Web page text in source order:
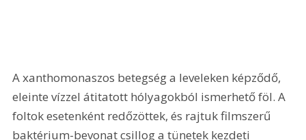
A xanthomonaszos betegség a leveleken képződő,
eleinte vízzel átitatott hólyagokból ismerhető föl. A
foltok esetenként redőzöttek, és rajtuk filmszerű
baktérium-bevonat csillog a tünetek kezdeti